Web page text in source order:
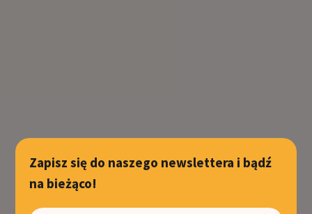
Zapisz się do naszego newslettera i bądź
na bieżąco!